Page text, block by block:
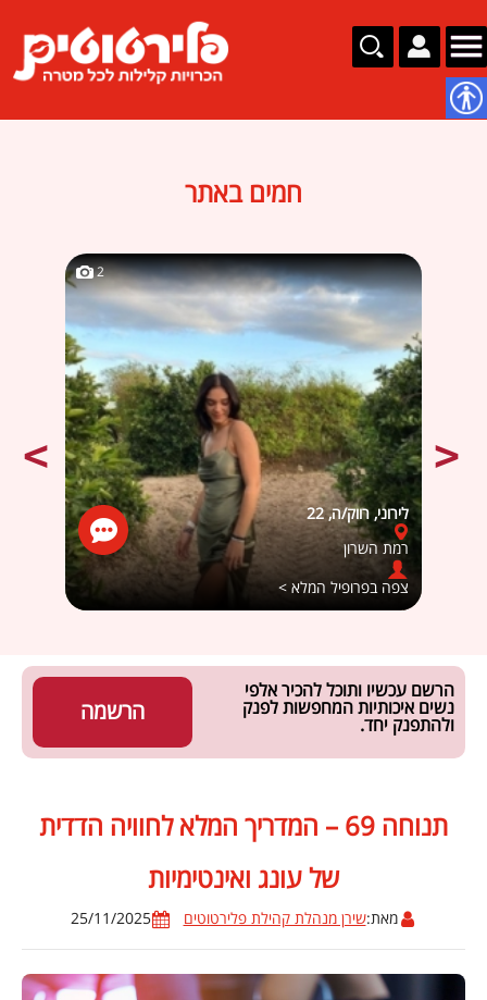
חמים באתר
2
לירוני, רווק/ה, 22
רמת השרון
צפה בפרופיל המלא >
הרשמה
הרשם עכשיו ותוכל להכיר אלפי
נשים איכותיות המחפשות לפנק
ולהתפנק יחד.
תנוחה 69 – המדריך המלא לחוויה הדדית
של עונג ואינטימיות
מאת:שירן מנהלת קהילת פלירטוטים 25/11/2025